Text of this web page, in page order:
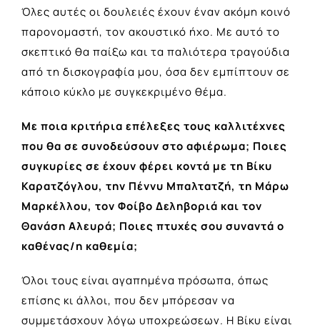
Όλες αυτές οι δουλειές έχουν έναν ακόμη κοινό
παρονομαστή, τον ακουστικό ήχο. Με αυτό το
σκεπτικό θα παίξω και τα παλιότερα τραγούδια
από τη δισκογραφία μου, όσα δεν εμπίπτουν σε
κάποιο κύκλο με συγκεκριμένο θέμα.
Με ποια κριτήρια επέλεξες τους καλλιτέχνες
που θα σε συνοδεύσουν στο αφιέρωμα; Ποιες
συγκυρίες σε έχουν φέρει κοντά με τη Βίκυ
Καρατζόγλου, την Πέννυ Μπαλτατζή, τη Μάρω
Μαρκέλλου, τον Φοίβο Δεληβοριά και τον
Θανάση Αλευρά; Ποιες πτυχές σου συναντά ο
καθένας/η καθεμία;
Όλοι τους είναι αγαπημένα πρόσωπα, όπως
επίσης κι άλλοι, που δεν μπόρεσαν να
συμμετάσχουν λόγω υποχρεώσεων. Η Βίκυ είναι